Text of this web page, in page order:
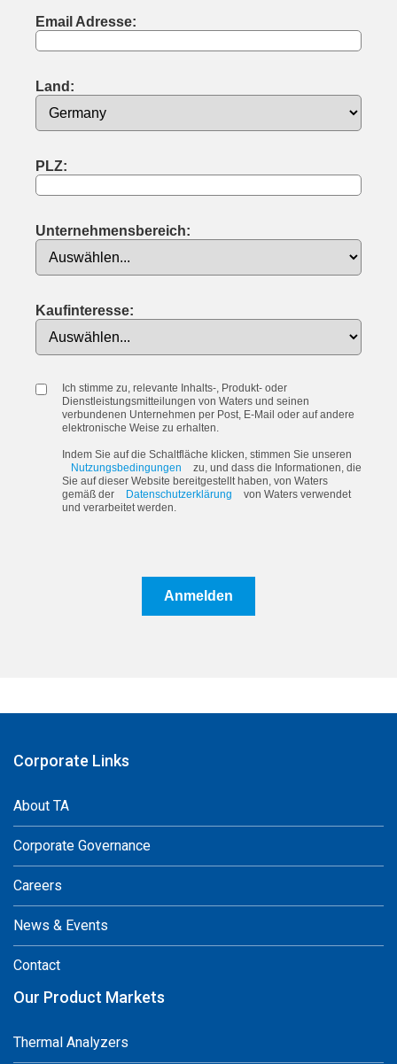
Email Adresse:
Land:
PLZ:
Unternehmensbereich:
Kaufinteresse:
Ich stimme zu, relevante Inhalts-, Produkt- oder
Dienstleistungsmitteilungen von Waters und seinen
verbundenen Unternehmen per Post, E-Mail oder auf andere
elektronische Weise zu erhalten.
Indem Sie auf die Schaltfläche klicken, stimmen Sie unseren
Nutzungsbedingungen
zu, und dass die Informationen, die
Sie auf dieser Website bereitgestellt haben, von Waters
gemäß der
Datenschutzerklärung
von Waters verwendet
und verarbeitet werden.
Anmelden
Corporate Links
About TA
Corporate Governance
Careers
News & Events
Contact
Our Product Markets
Thermal Analyzers